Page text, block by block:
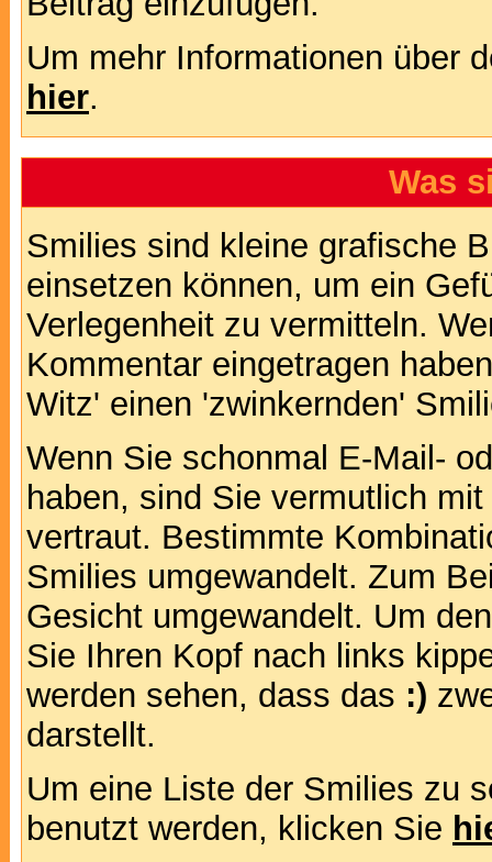
Um mehr Informationen über
hier.
Was
Smilies sind kleine grafische
einsetzen können, um ein
Verlegenheit zu vermitteln.
Kommentar eingetragen
Witz' einen 'zwinkernden'
Wenn Sie schonmal E-Mail-
haben, sind Sie vermutlich
vertraut. Bestimmte
Smilies umgewandelt. Zum
Gesicht umgewandelt. Um
Sie Ihren Kopf nach links
werden sehen, dass das :)
darstellt.
Um eine Liste der Smilies zu
benutzt werden, klicken Sie